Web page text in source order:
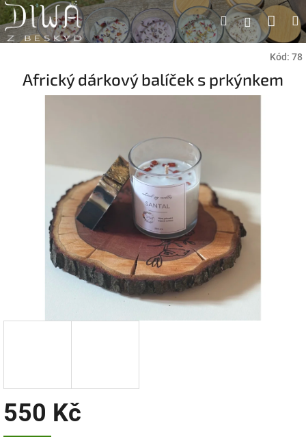
Přejít
na
obsah
HledatPřihlášení
Kód: 78
Africký dárkový balíček s prkýnkem
550 Kč